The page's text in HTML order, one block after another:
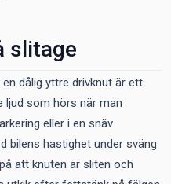
slitage
dålig yttre drivknut är ett
ljud som hörs när man
eller i en snäv
bilens hastighet under sväng
att knuten är sliten och